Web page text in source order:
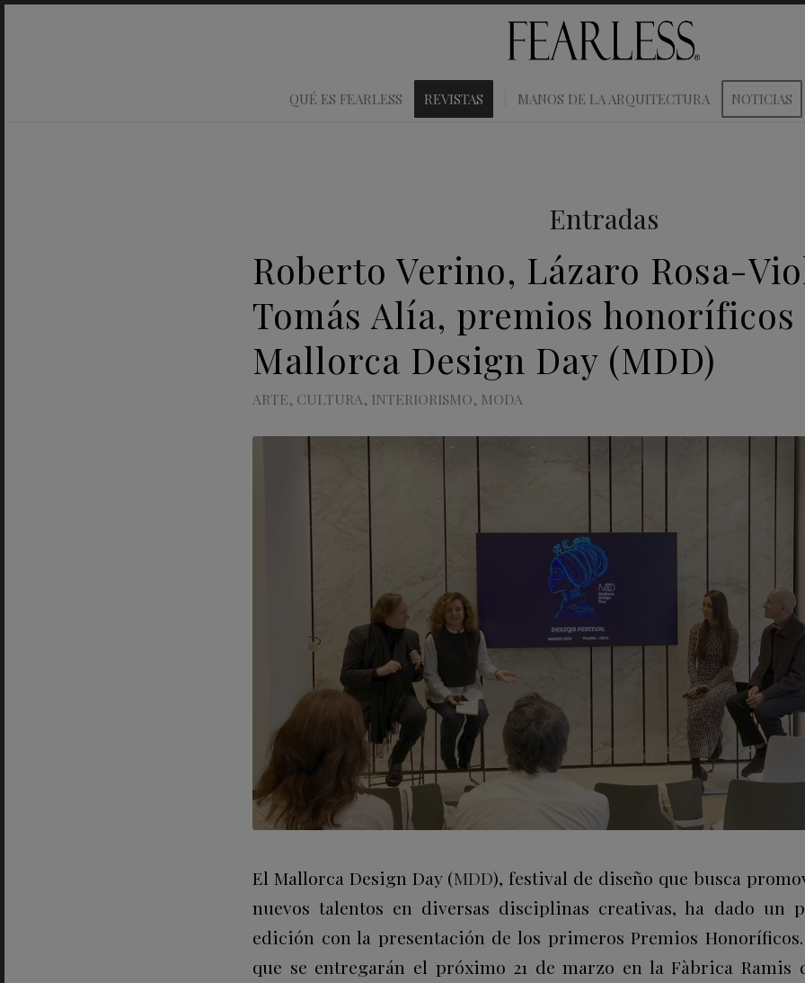
QUÉ ES FEARLESS REVISTAS MANOS DE LA ARQUITECTURA NOTICIAS
Entradas
Roberto Verino, Lázaro Rosa-
Tomás Alía, premios
Mallorca Design Day (MDD)
ARTE, CULTURA, INTERIORISMO, MODA
El Mallorca Design Day (MDD), festival de diseño que busca
nuevos talentos en diversas disciplinas creativas, ha dado un
edición con la presentación de los primeros Premios
que se entregarán el próximo 21 de marzo en la Fàbrica Ramis